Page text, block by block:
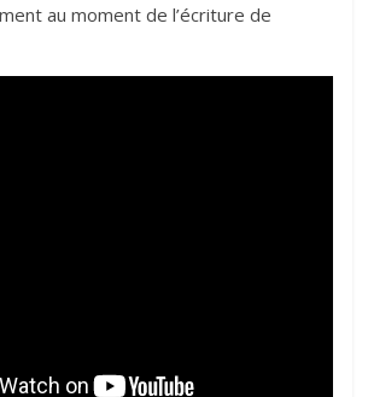
au moment de l’écriture de